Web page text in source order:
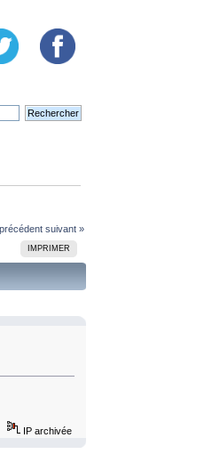
suivant »
IMPRIMER
IP archivée